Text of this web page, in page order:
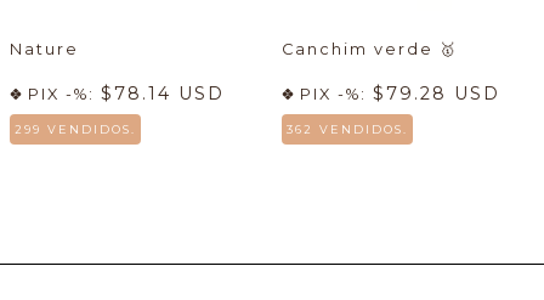
Nature
PIX -%: $78.14 USD
299 VENDIDOS.
Canchim verde 🥇
PIX -%: $79.28 USD
362 VENDIDOS.